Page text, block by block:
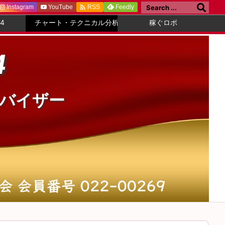
チャート・テクニカル分析 稼ぐロボ
Instagram YouTube  RSS Feedly
イザー